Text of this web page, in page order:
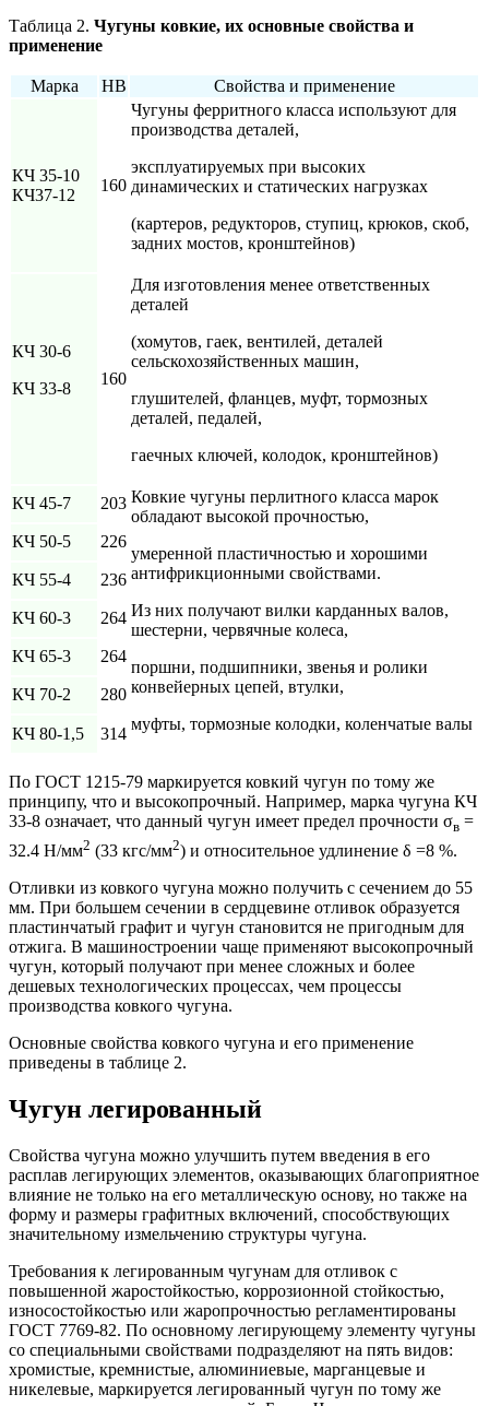
Таблица 2. Чугуны ковкие, их основные свойства и
применение
Марка НВ Свойства и применение
КЧ 35-10
КЧ37-12
160
Чугуны ферритного класса используют для
производства деталей,
эксплуатируемых при высоких
динамических и статических нагрузках
(картеров, редукторов, ступиц, крюков, скоб,
задних мостов, кронштейнов)
КЧ 30-6
КЧ 33-8
160
Для изготовления менее ответственных
деталей
(хомутов, гаек, вентилей, деталей
сельскохозяйственных машин,
глушителей, фланцев, муфт, тормозных
деталей, педалей,
гаечных ключей, колодок, кронштейнов)
КЧ 45-7 203 Ковкие чугуны перлитного класса марок
обладают высокой прочностью,
умеренной пластичностью и хорошими
антифрикционными свойствами.
Из них получают вилки карданных валов,
шестерни, червячные колеса,
поршни, подшипники, звенья и ролики
конвейерных цепей, втулки,
муфты, тормозные колодки, коленчатые валы
КЧ 50-5 226
КЧ 55-4 236
КЧ 60-3 264
КЧ 65-3 264
КЧ 70-2 280
КЧ 80-1,5 314
По ГОСТ 1215-79 маркируется ковкий чугун по тому же
принципу, что и высокопрочный. Например, марка чугуна КЧ
33-8 означает, что данный чугун имеет предел прочности σв =
32.4 Н/мм2 (33 кгс/мм2) и относительное удлинение δ =8 %.
Отливки из ковкого чугуна можно получить с сечением до 55
мм. При большем сечении в сердцевине отливок образуется
пластинчатый графит и чугун становится не пригодным для
отжига. В машиностроении чаще применяют высокопрочный
чугун, который получают при менее сложных и более
дешевых технологических процессах, чем процессы
производства ковкого чугуна.
Основные свойства ковкого чугуна и его применение
приведены в таблице 2.
Чугун легированный
Свойства чугуна можно улучшить путем введения в его
расплав легирующих элементов, оказывающих благоприятное
влияние не только на его металлическую основу, но также на
форму и размеры графитных включений, способствующих
значительному измельчению структуры чугуна.
Требования к легированным чугунам для отливок с
повышенной жаростойкостью, коррозионной стойкостью,
износостойкостью или жаропрочностью регламентированы
ГОСТ 7769-82. По основному легирующему элементу чугуны
со специальными свойствами подразделяют на пять видов:
хромистые, кремнистые, алюминиевые, марганцевые и
никелевые, маркируется легированный чугун по тому же